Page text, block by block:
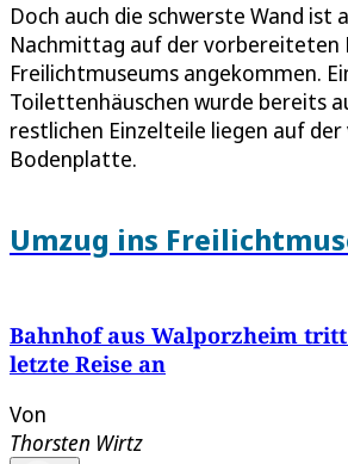
Doch auch die schwerste Wand ist
Nachmittag auf der vorbereiteten
Freilichtmuseums angekommen.
Toilettenhäuschen wurde bereits
restlichen Einzelteile liegen auf
Bodenplatte.
Umzug ins
Bahnhof aus Walporzheim
letzte Reise an
Von
Thorsten Wirtz